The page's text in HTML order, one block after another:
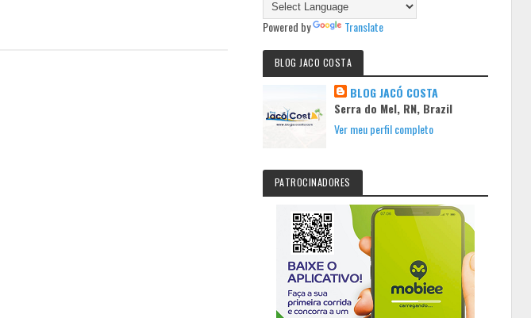
Powered by Translate
BLOG JACO COSTA
BLOG JACÓ COSTA
Serra do Mel, RN, Brazil
Ver meu perfil completo
PATROCINADORES